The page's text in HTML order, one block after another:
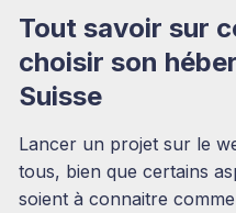
Tout savoir sur
choisir son
Suisse
Lancer un projet sur le
tous, bien que certains
soient à connaitre